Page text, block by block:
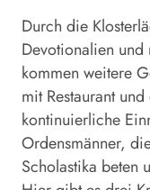
Durch die
Devotionalien
kommen weitere
mit Restaurant
kontinuierliche
Ordensmänner,
Scholastika beten